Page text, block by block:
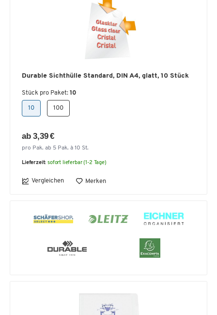
Durable Sichthülle Standard, DIN A4, glatt, 10 Stück
Stück pro Paket: 10
10 100
ab 3,39 €
pro Pak. ab 5 Pak. à 10 St.
Lieferzeit: sofort lieferbar (1-2 Tage)
Vergleichen Merken